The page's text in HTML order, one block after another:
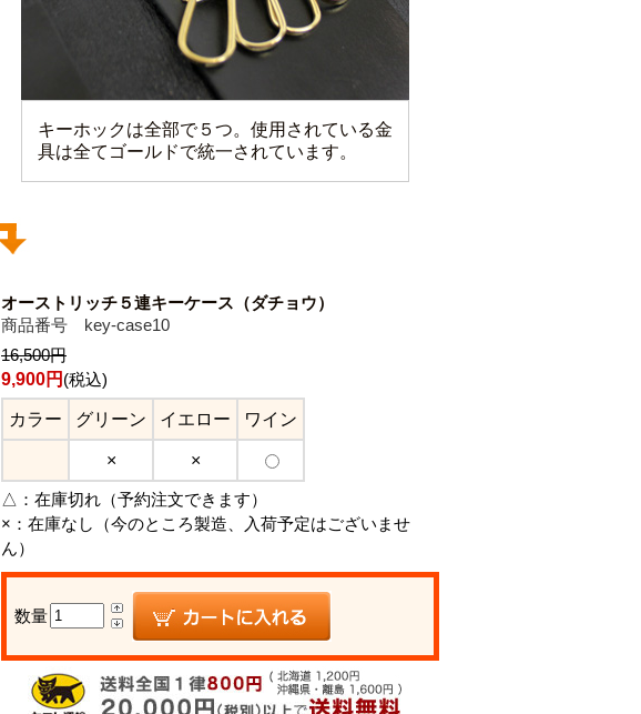
キーホックは全部で５つ。使用されている金
具は全てゴールドで統一されています。
オーストリッチ５連キーケース（ダチョウ）
商品番号 key-case10
16,500円
9,900円 (税込)
カラー グリーン イエロー ワイン
× ×
△： 在庫切れ（予約注文できます）
×： 在庫なし（今のところ製造、入荷予定はございませ
ん）
数量